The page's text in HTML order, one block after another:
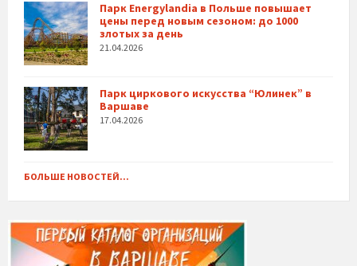
Парк Energylandia в Польше повышает
цены перед новым сезоном: до 1000
злотых за день
21.04.2026
Парк циркового искусства “Юлинек” в
Варшаве
17.04.2026
БОЛЬШЕ НОВОСТЕЙ...